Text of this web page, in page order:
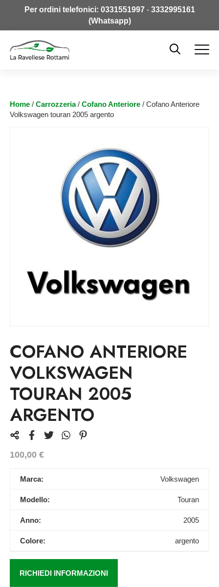
Per ordini telefonici: 0331551997- 3332995161
(Whatsapp)
Home / Carrozzeria/ Cofano Anteriore / Cofano Anteriore
Volkswagen touran 2005 argento
COFANO ANTERIORE
VOLKSWAGEN
TOURAN 2005
ARGENTO
100,00 €
Marca: Volkswagen
Modello: Touran
Anno: 2005
Colore: argento
RICHIEDI INFORMAZIONI